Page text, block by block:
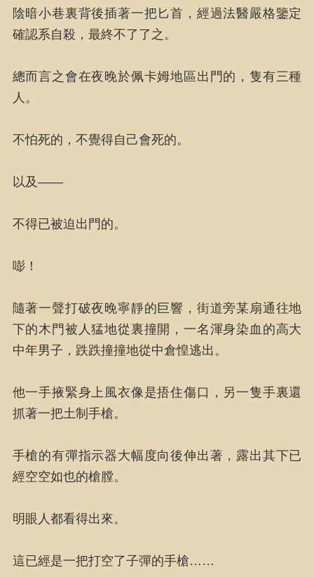
陰暗小巷裏背後插著一把匕首，經過法醫嚴格鑒定
確認系自殺，最終不了了之。
總而言之會在夜晚於佩卡姆地區出門的，隻有三種
人。
不怕死的，不覺得自己會死的。
以及——
不得已被迫出門的。
嘭！
隨著一聲打破夜晚寧靜的巨響，街道旁某扇通往地
下的木門被人猛地從裏撞開，一名渾身染血的高大
中年男子，跌跌撞撞地從中倉惶逃出。
他一手掖緊身上風衣像是捂住傷口，另一隻手裏還
抓著一把土制手槍。
手槍的有彈指示器大幅度向後伸出著，露出其下已
經空空如也的槍膛。
明眼人都看得出來。
這已經是一把打空了子彈的手槍……